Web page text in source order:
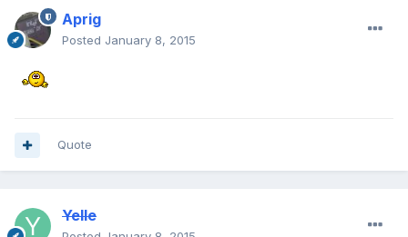
Aprig
Posted January 8, 2015
Quote
Yelle